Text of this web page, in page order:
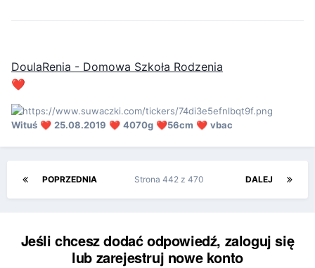
DoulaRenia - Domowa Szkoła Rodzenia
❤️
Wituś ❤️ 25.08.2019 ❤️ 4070g ❤️56cm ❤️ vbac
POPRZEDNIA DALEJ
Strona 442 z 470
Jeśli chcesz dodać odpowiedź, zaloguj się
lub zarejestruj nowe konto